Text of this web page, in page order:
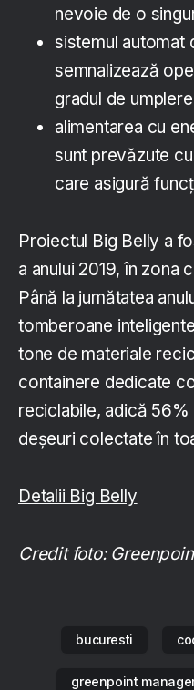
nevoie de o
sistemul automat
semnalizează
gradul de
alimentarea cu
sunt prevăzute
care asigură
Proiectul Big Belly a
a anului 2019, în zona
Până la jumătatea
tomberoane
tone de materiale
containere dedicate
reciclabile, adică
deșeuri colectate în
Detalii Big Belly
Credit foto:
bucuresti
greenpoint